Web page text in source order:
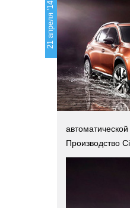
21 апреля '14
Производство